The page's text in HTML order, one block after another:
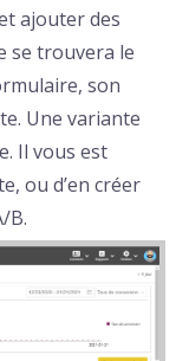
ajouter des
se trouvera le
son
Une variante
Il vous est
ou d’en créer
B.